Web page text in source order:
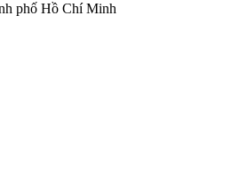
phố Hồ Chí Minh